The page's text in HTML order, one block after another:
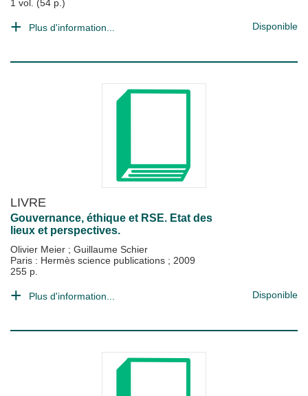
1 vol. (54 p.)
Plus d'information... Disponible
LIVRE
Gouvernance, éthique et RSE. Etat des
lieux et perspectives.
Olivier Meier ; Guillaume Schier
Paris : Hermès science publications ; 2009
255 p.
Plus d'information... Disponible